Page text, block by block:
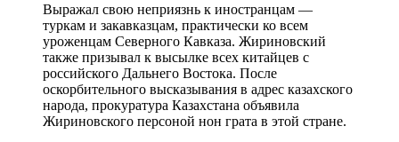
Выражал свою неприязнь к иностранцам —
туркам и закавказцам, практически ко всем
уроженцам Северного Кавказа. Жириновский
также призывал к высылке всех китайцев с
российского Дальнего Востока. После
оскорбительного высказывания в адрес казахского
народа, прокуратура Казахстана объявила
Жириновского персоной нон грата в этой стране.